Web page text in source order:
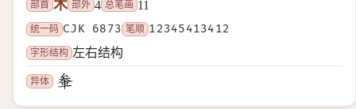
部首 木 部外 4 总笔画 11
统一码 CJK 6873 笔顺 12345413412
字形结构 左右结构
异体